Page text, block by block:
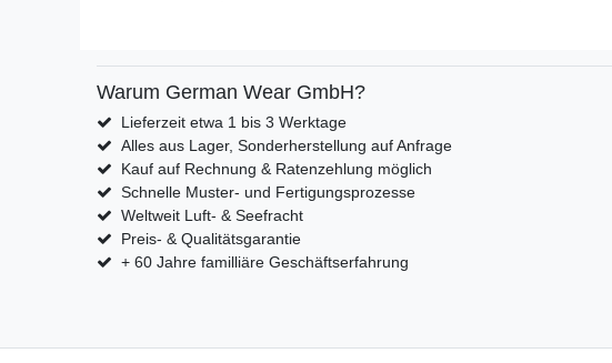
Warum German Wear GmbH?
Lieferzeit etwa 1 bis 3 Werktage
Alles aus Lager, Sonderherstellung auf Anfrage
Kauf auf Rechnung & Ratenzehlung möglich
Schnelle Muster- und Fertigungsprozesse
Weltweit Luft- & Seefracht
Preis- & Qualitätsgarantie
+ 60 Jahre familliäre Geschäftserfahrung